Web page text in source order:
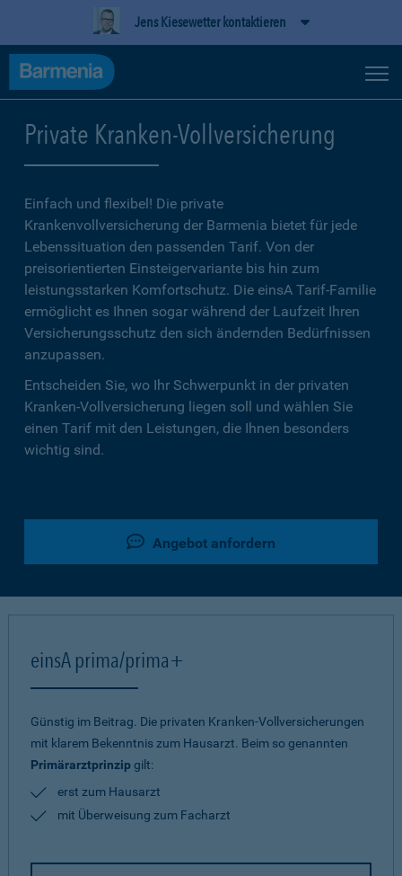
Jens Kiesewetter kontaktieren
Private Kranken-Vollversicherung
Einfach und flexibel! Die private
Krankenvollversicherung der Barmenia bietet für jede
Lebenssituation den passenden Tarif. Von der
preisorientierten Einsteigervariante bis hin zum
leistungsstarken Komfortschutz. Die einsA Tarif-Familie
ermöglicht es Ihnen sogar während der Laufzeit Ihren
Versicherungsschutz den sich ändernden Bedürfnissen
anzupassen.
Entscheiden Sie, wo Ihr Schwerpunkt in der privaten
Kranken-Vollversicherung liegen soll und wählen Sie
einen Tarif mit den Leistungen, die Ihnen besonders
wichtig sind.
Angebot anfordern
einsA prima/prima+
Günstig im Beitrag. Die privaten Kranken-Vollversicherungen
mit klarem Bekenntnis zum Hausarzt. Beim so genannten
Primärarztprinzipgilt:
erst zum Hausarzt
mit Überweisung zum Facharzt